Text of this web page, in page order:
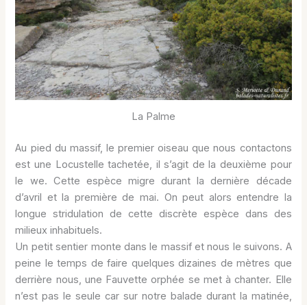
La Palme
Au pied du massif, le premier oiseau que nous contactons
est une Locustelle tachetée, il s’agit de la deuxième pour
le we. Cette espèce migre durant la dernière décade
d’avril et la première de mai. On peut alors entendre la
longue stridulation de cette discrète espèce dans des
milieux inhabituels.
Un petit sentier monte dans le massif et nous le suivons. A
peine le temps de faire quelques dizaines de mètres que
derrière nous, une Fauvette orphée se met à chanter. Elle
n’est pas le seule car sur notre balade durant la matinée,